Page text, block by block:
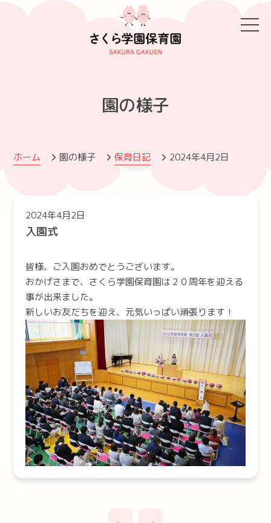
園の様子
ホーム 園の様子 保育日記 2024年4月2日
2024年4月2日
入園式
皆様、ご入園おめでとうございます。
おかげさまで、さくら学園保育園は２０周年を迎える
事が出来ました。
新しいお友だちを迎え、元気いっぱい頑張ります！